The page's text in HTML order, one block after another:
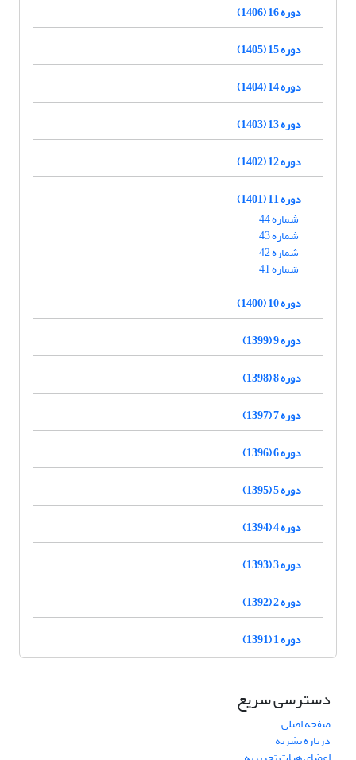
دوره 16 (1406)
دوره 15 (1405)
دوره 14 (1404)
دوره 13 (1403)
دوره 12 (1402)
دوره 11 (1401)
شماره 44
شماره 43
شماره 42
شماره 41
دوره 10 (1400)
دوره 9 (1399)
دوره 8 (1398)
دوره 7 (1397)
دوره 6 (1396)
دوره 5 (1395)
دوره 4 (1394)
دوره 3 (1393)
دوره 2 (1392)
دوره 1 (1391)
دسترسی سریع
صفحه اصلی
درباره نشریه